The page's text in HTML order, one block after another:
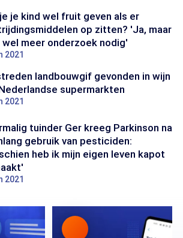
je kind wel fruit geven als er
op zitten? 'Ja, maar
wel meer onderzoek nodig'
2021
landbouwgif gevonden in wijn
supermarkten
2021
tuinder Ger kreeg Parkinson na
gebruik van pesticiden:
heb ik mijn eigen leven kapot
2021